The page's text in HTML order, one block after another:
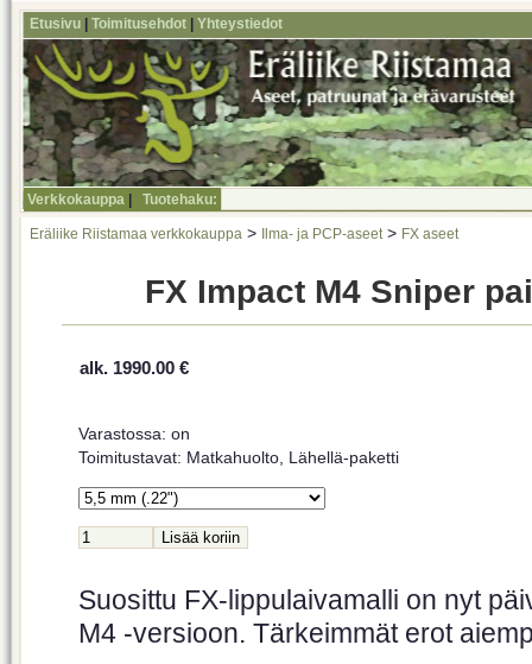
Etusivu Toimitusehdot Yhteystiedot
Verkkokauppa Tuotehaku:
Eräliike Riistamaa verkkokauppa > Ilma- ja PCP-aseet > FX aseet
FX Impact M4 Sniper
alk. 1990.00 €
Varastossa: on
Toimitustavat: Matkahuolto, Lähellä-paketti
Suosittu FX-lippulaivamalli on nyt
M4 -versioon. Tärkeimmät erot